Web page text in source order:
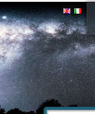
Cerca nel